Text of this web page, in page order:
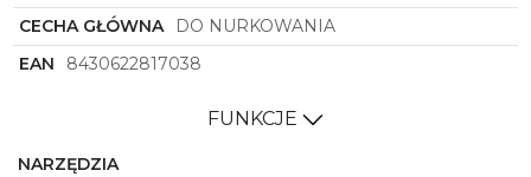
unikalny design i funkcjonalność sprawiają, że
stanowi nie tylko praktyczny pomiar czasu, ale
również wyrazisty element stylistyczny,
podkreślający charakter i osobowość właściciela.
CECHA GŁÓWNA
DO NURKOWANIA
EAN
8430622817038
FUNKCJE
NARZĘDZIA